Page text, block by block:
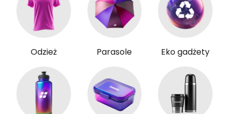
Odzież Parasole Eko gadżety